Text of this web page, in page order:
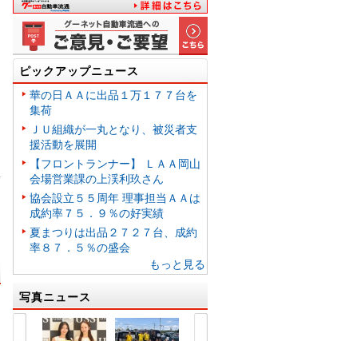
ピックアップニュース
華の日ＡＡに出品１万１７７台を
集荷
ＪＵ組織が一丸となり、被災者支
援活動を展開
【フロントランナー】 ＬＡＡ岡山
会場営業課の上渓利玖さん
協会設立５５周年 理事担当ＡＡは
成約率７５．９％の好実績
夏まつりは出品２７２７台、成約
率８７．５％の盛会
もっと見る
写真ニュース